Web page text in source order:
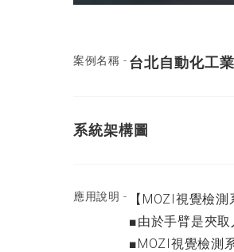
案例名稱 - 台北自動化工
系統架構圖
應用說明 -
【MOZI視覺檢
■由於手臂是夾取
■MOZI視覺檢測